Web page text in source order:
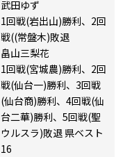
武田ゆず
1回戦(岩出山)勝利、2回
戦((常盤木)敗退
畠山三梨花
1回戦(宮城農)勝利、2回
戦(仙台一)勝利、3回戦
(仙台商)勝利、4回戦(仙
台二華)勝利、5回戦(聖
ウルスラ)敗退 県ベスト
16